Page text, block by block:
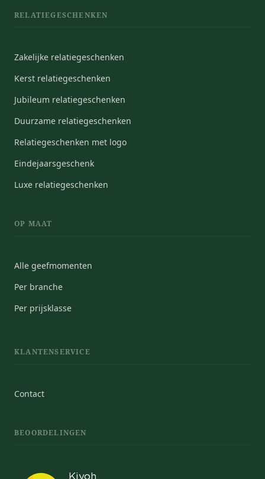
RELATIEGESCHENKEN
Zakelijke relatiegeschenken
Kerst relatiegeschenken
Jubileum relatiegeschenken
Duurzame relatiegeschenken
Relatiegeschenken met logo
Eindejaarsgeschenk
Luxe relatiegeschenken
OP MAAT
Alle geefmomenten
Per branche
Per prijsklasse
KLANTENSERVICE
Contact
BEOORDELINGEN